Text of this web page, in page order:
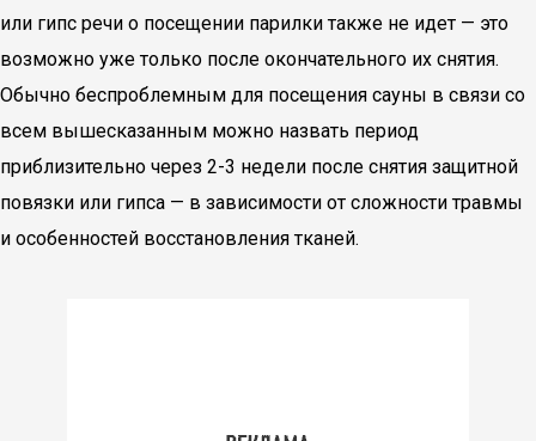
или гипс речи о посещении парилки также не идет — это
возможно уже только после окончательного их снятия.
Обычно беспроблемным для посещения сауны в связи со
всем вышесказанным можно назвать период
приблизительно через 2-3 недели после снятия защитной
повязки или гипса — в зависимости от сложности травмы
и особенностей восстановления тканей.